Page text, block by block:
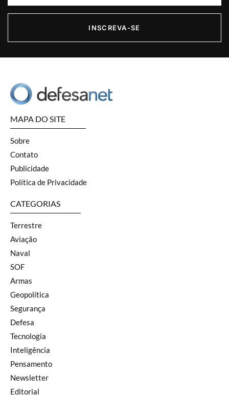
INSCREVA-SE
MAPA DO SITE
Sobre
Contato
Publicidade
Política de Privacidade
CATEGORIAS
Terrestre
Aviação
Naval
SOF
Armas
Geopolítica
Segurança
Defesa
Tecnologia
Inteligência
Pensamento
Newsletter
Editorial